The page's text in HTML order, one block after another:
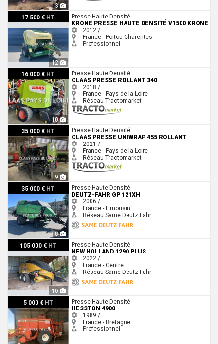
3
17 500 € HT
12
Krone Presse haute densité V1500 Krone
Presse Haute Densité
KRONE PRESSE HAUTE DENSITÉ V1500 KRONE
2012 /
France - Poitou-Charentes
Professionnel
16 000 € HT
10
Claas PRESSE ROLLANT 340Presse Haute Densité
CLAAS PRESSE ROLLANT 340
2018 /
France - Pays de la Loire
Réseau Tractomarket
35 000 € HT
9
Claas PRESSE UNIWRAP 455 ROLLANT
Presse Haute Densité
CLAAS PRESSE UNIWRAP 455 ROLLANT
2021 /
France - Pays de la Loire
Réseau Tractomarket
35 000 € HT
8
Deutz-Fahr GP 121XH
Presse Haute Densité
DEUTZ-FAHR GP 121XH
2006 /
France - Limousin
Réseau Same Deutz Fahr
105 000 € HT
10
New Holland 1290 Plus
Presse Haute Densité
NEW HOLLAND 1290 PLUS
2022 /
France - Centre
Réseau Same Deutz Fahr
5 000 € HT
Hesston 4900
Presse Haute Densité
HESSTON 4900
1989 /
France - Bretagne
Professionnel